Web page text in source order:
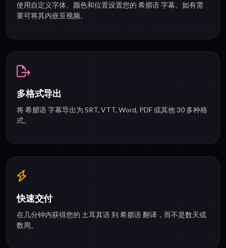
使用自定义字体、颜色和位置设置您的 希腊语 字幕。如有需
要可将其内嵌至视频。
多格式导出
将 希腊语 字幕导出为 SRT, VTT, Word, PDF 或其他 30 多种格
式。
快速交付
在几分钟内获得您的 土耳其语 到 希腊语 翻译，而不是数天或
数周。